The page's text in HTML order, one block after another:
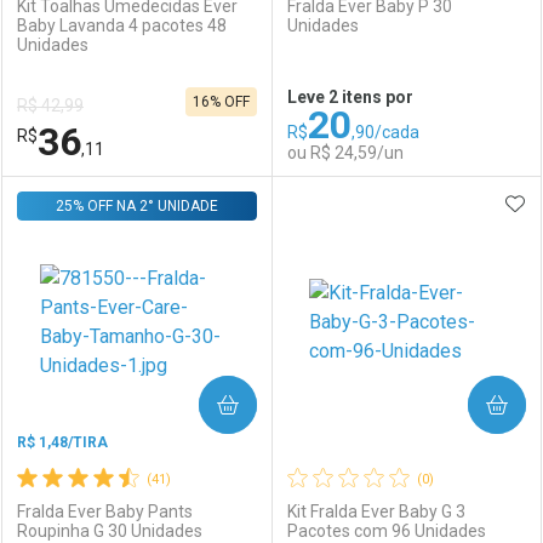
Comprar sem Desconto
Por R$ 18,05/cada
Comprar sem Desconto
Por R$ 18,05/cada
Comprar sem Desconto
Por R$ 29,59/cada
Comprar sem Desconto
Por R$ 29,59/cada
Kit Toalhas Umedecidas Ever
Baby Lavanda 4 pacotes 48
Unidades
R$ 42,99
R$36,11
16% OFF
Laboratório
Por Menos
Fralda Ever Baby P 30
Unidades
Leve 2 itens por
R$20,90/cada
ou R$ 24,59/un
Laboratório
Por Menos
(41)
R$ 1,48/TIRA
Fralda Ever Baby Pants
Roupinha G 30 Unidades
25% OFF NA 2° UNIDADE
COMPRAR
(0)
Kit Fralda Ever Baby G 3
Pacotes com 96 Unidades
COMPRAR